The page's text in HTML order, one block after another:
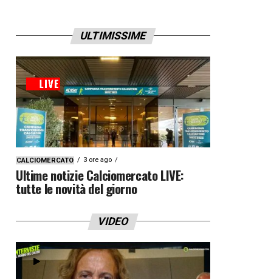
ULTIMISSIME
CALCIOMERCATO 3 ore ago
Ultime notizie Calciomercato LIVE:
tutte le novità del giorno
VIDEO